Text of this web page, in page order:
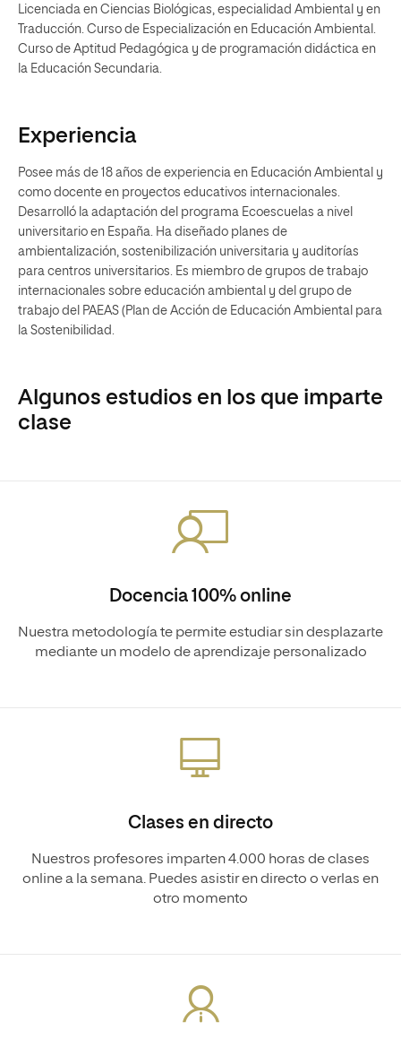
Licenciada en Ciencias Biológicas, especialidad Ambiental y en
Traducción. Curso de Especialización en Educación Ambiental.
Curso de Aptitud Pedagógica y de programación didáctica en
la Educación Secundaria.
Experiencia
Posee más de 18 años de experiencia en Educación Ambiental y
como docente en proyectos educativos internacionales.
Desarrolló la adaptación del programa Ecoescuelas a nivel
universitario en España. Ha diseñado planes de
ambientalización, sostenibilización universitaria y auditorías
para centros universitarios. Es miembro de grupos de trabajo
internacionales sobre educación ambiental y del grupo de
trabajo del PAEAS (Plan de Acción de Educación Ambiental para
la Sostenibilidad.
Algunos estudios en los que imparte
clase
Docencia 100% online
Nuestra metodología te permite estudiar sin desplazarte
mediante un modelo de aprendizaje personalizado
Clases en directo
Nuestros profesores imparten 4.000 horas de clases
online a la semana. Puedes asistir en directo o verlas en
otro momento